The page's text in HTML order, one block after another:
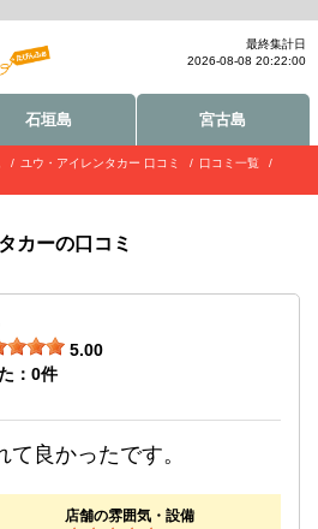
最終集計日
2026-08-08 20:22:00
石垣島 宮古島
ユウ・アイレンタカー 口コミ
口コミ一覧
カーの口コミ
5.00
： 0件
良かったです。
店舗の雰囲気・設備